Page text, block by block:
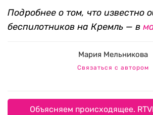
Подробнее о том, что известно
беспилотников на Кремль — в
Мария Мельникова
Связаться с автором
Объясняем происходящее.